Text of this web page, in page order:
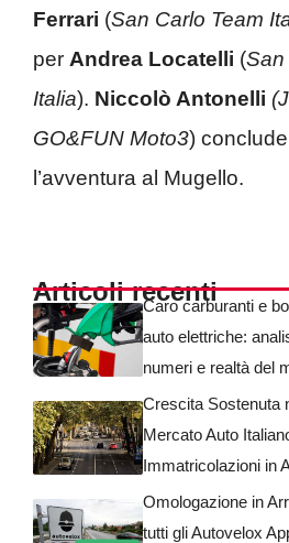
Ferrari (San Carlo Team
per Andrea Locatelli (San
Italia). Niccolò Antonelli (
GO&FUN Moto3)
l’avventura al Mugello.
Articoli recenti
Caro carburanti e
auto elettriche:
numeri e realtà del
Crescita Sostenuta
Mercato Auto
Immatricolazioni in
Omologazione in
tutti gli Autovelox